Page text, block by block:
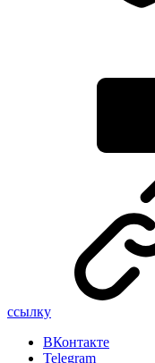
ссылку
ВКонтакте
Telegram